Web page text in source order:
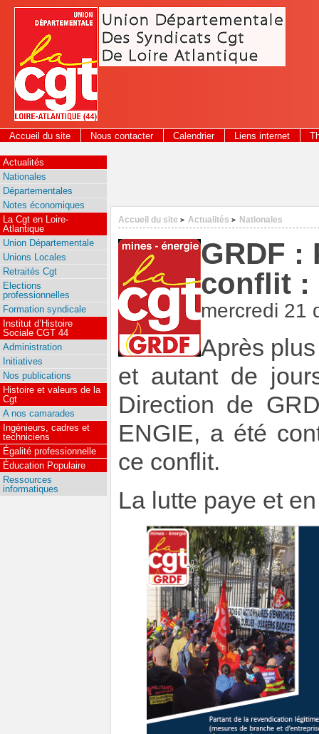
Panneau de gestion des cookies
Accueil du site Nous contacter Calendrier Liens internet
2026
Accueil du site > Actualités > Nationales
GRDF :
conflit :
mercredi 21
Après
et autant de
Direction de
ENGIE, a été
ce conflit.
La lutte paye et
Actualités
Nationales
Départementales
Notes économiques
La Cgt en Loire-
Atlantique
Union Départementale
Unions Locales
Retraités Cgt
Elections
professionnelles
Formation syndicale
Institut d’Histoire
Sociale CGT 44
Administration
Initiatives
Nos publications
Histoire et valeurs de la
Cgt
A nos camarades
Ingénieurs, cadres et
techniciens
Égalité professionnelle
Éducation Populaire
Ressources
informatiques